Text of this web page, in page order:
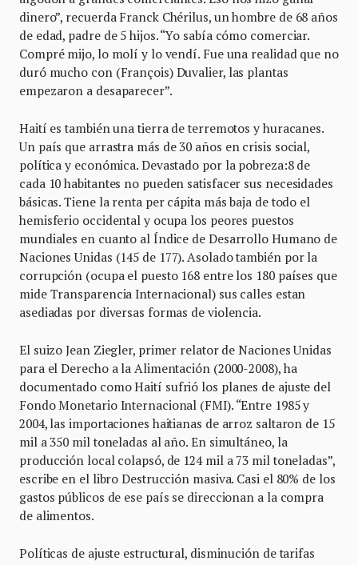
dinero”, recuerda Franck Chérilus, un hombre de 68 años
de edad, padre de 5 hijos. “Yo sabía cómo comerciar.
Compré mijo, lo molí y lo vendí. Fue una realidad que no
duró mucho con (François) Duvalier, las plantas
empezaron a desaparecer”.
Haití es también una tierra de terremotos y huracanes.
Un país que arrastra más de 30 años en crisis social,
política y económica. Devastado por la pobreza:8 de
cada 10 habitantes no pueden satisfacer sus necesidades
básicas. Tiene la renta per cápita más baja de todo el
hemisferio occidental y ocupa los peores puestos
mundiales en cuanto al Índice de Desarrollo Humano de
Naciones Unidas (145 de 177). Asolado también por la
corrupción (ocupa el puesto 168 entre los 180 países que
mide Transparencia Internacional) sus calles estan
asediadas por diversas formas de violencia.
El suizo Jean Ziegler, primer relator de Naciones Unidas
para el Derecho a la Alimentación (2000-2008), ha
documentado como Haití sufrió los planes de ajuste del
Fondo Monetario Internacional (FMI). “Entre 1985 y
2004, las importaciones haitianas de arroz saltaron de 15
mil a 350 mil toneladas al año. En simultáneo, la
producción local colapsó, de 124 mil a 73 mil toneladas”,
escribe en el libro Destrucción masiva. Casi el 80% de los
gastos públicos de ese país se direccionan a la compra
de alimentos.
Políticas de ajuste estructural, disminución de tarifas